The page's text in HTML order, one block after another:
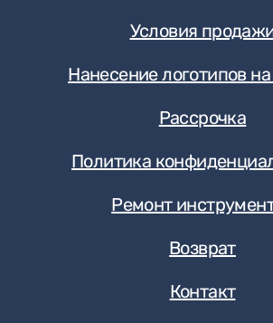
Условия
Нанесение логотипов
Рассрочка
Политика
Ремонт
Возврат
Контакт